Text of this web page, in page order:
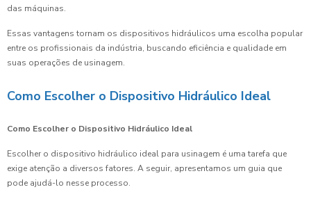
das máquinas.
Essas vantagens tornam os dispositivos hidráulicos uma escolha popular
entre os profissionais da indústria, buscando eficiência e qualidade em
suas operações de usinagem.
Como Escolher o Dispositivo Hidráulico Ideal
Como Escolher o Dispositivo Hidráulico Ideal
Escolher o dispositivo hidráulico ideal para usinagem é uma tarefa que
exige atenção a diversos fatores. A seguir, apresentamos um guia que
pode ajudá-lo nesse processo.